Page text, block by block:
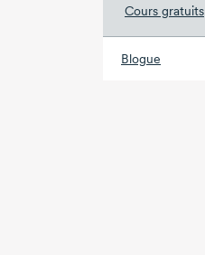
Cours gratuits
Blogue